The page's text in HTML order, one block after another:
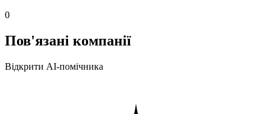
0
Пов'язані компанії
Відкрити AI-помічника